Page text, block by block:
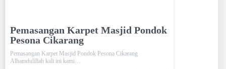
Pemasangan Karpet Masjid Pondok
Pesona Cikarang
Pemasangan Karpet Masjid Pondok Pesona Cikarang
Alhamdulillah kali ini kami…